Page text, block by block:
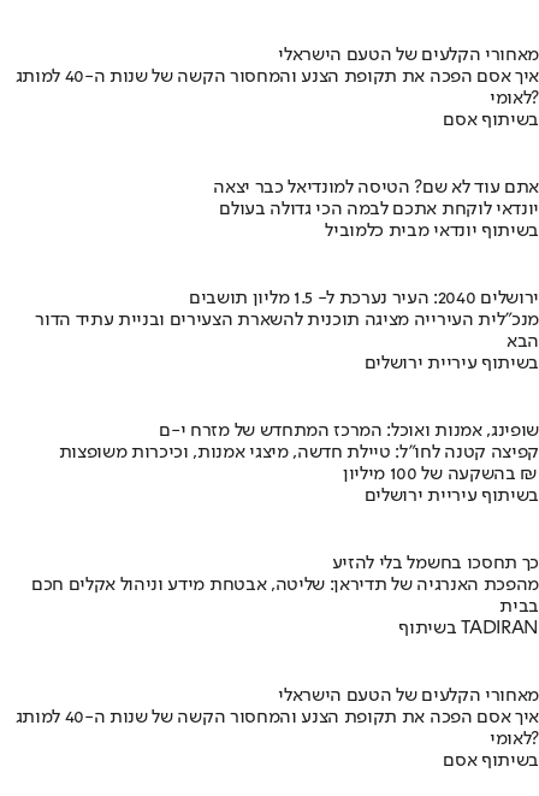
מאחורי הקלעים של הטעם הישראלי
איך אסם הפכה את תקופת הצנע והמחסור הקשה של שנות ה-40 למותג
לאומי?
בשיתוף אסם
אתם עוד לא שם? הטיסה למונדיאל כבר יצאה
יונדאי לוקחת אתכם לבמה הכי גדולה בעולם
בשיתוף יונדאי מבית כלמוביל
ירושלים 2040: העיר נערכת ל- 1.5 מליון תושבים
מנכ"לית העירייה מציגה תוכנית להשארת הצעירים ובניית עתיד הדור
הבא
בשיתוף עיריית ירושלים
שופינג, אמנות ואוכל: המרכז המתחדש של מזרח י-ם
קפיצה קטנה לחו"ל: טיילת חדשה, מיצגי אמנות, וכיכרות משופצות
בהשקעה של 100 מיליון ₪
בשיתוף עיריית ירושלים
כך תחסכו בחשמל בלי להזיע
מהפכת האנרגיה של תדיראן: שליטה, אבטחת מידע וניהול אקלים חכם
בבית
בשיתוף TADIRAN
מאחורי הקלעים של הטעם הישראלי
איך אסם הפכה את תקופת הצנע והמחסור הקשה של שנות ה-40 למותג
לאומי?
בשיתוף אסם